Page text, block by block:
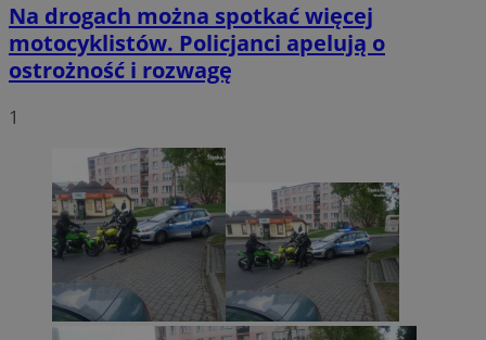
Na drogach można spotkać więcej
motocyklistów. Policjanci apelują o
ostrożność i rozwagę
1